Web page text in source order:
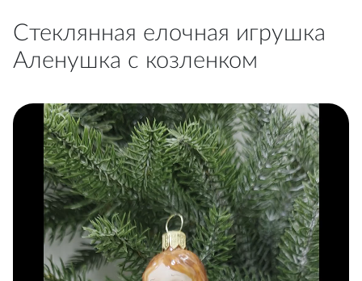
Стеклянная елочная игрушка
Аленушка с козленком